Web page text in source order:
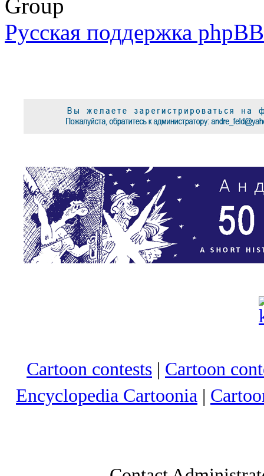
Group
Русская поддержка phpBB
Cartoon contests | Cartoon
Encyclopedia Cartoonia |